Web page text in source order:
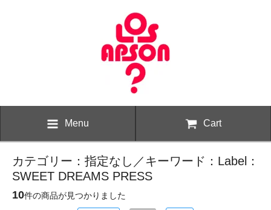
Menu Cart
カテゴリー：指定なし／キーワード：Label：
SWEET DREAMS PRESS
10件の商品が見つかりました